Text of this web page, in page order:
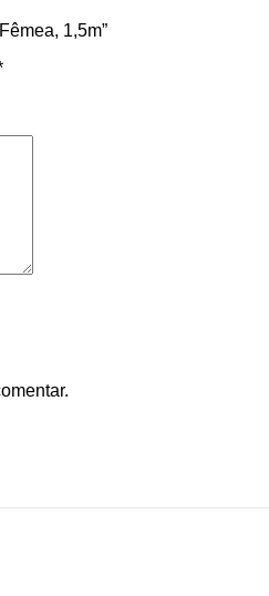
1,5m”